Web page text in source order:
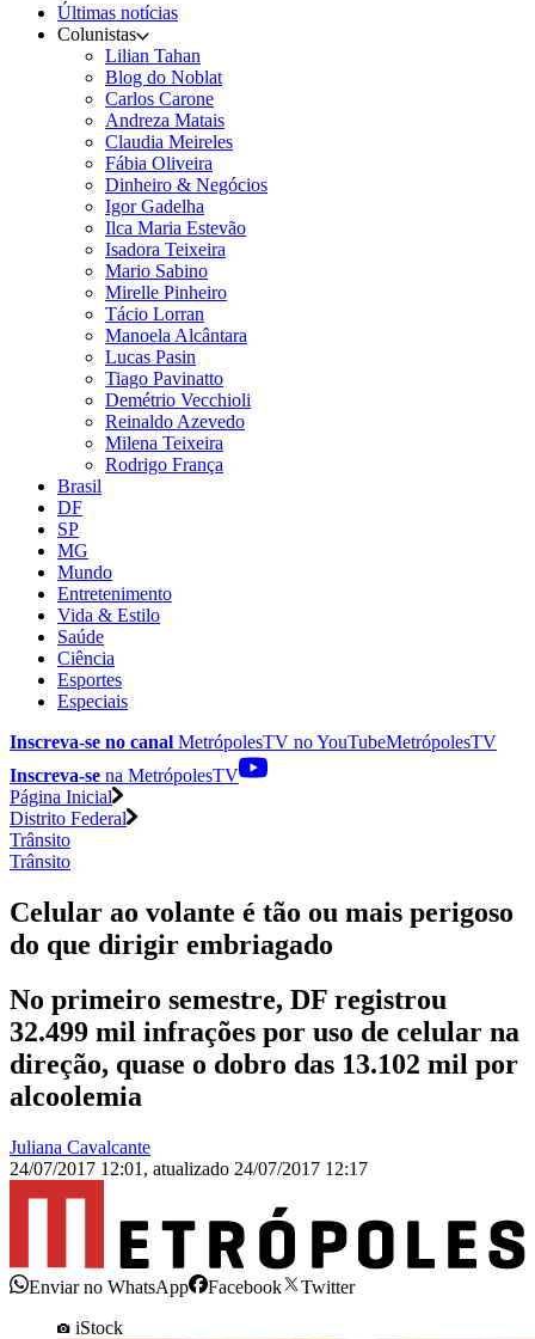
Últimas notícias
Colunistas
Lilian Tahan
Blog do Noblat
Carlos Carone
Andreza Matais
Claudia Meireles
Fábia Oliveira
Dinheiro & Negócios
Igor Gadelha
Ilca Maria Estevão
Isadora Teixeira
Mario Sabino
Mirelle Pinheiro
Tácio Lorran
Manoela Alcântara
Lucas Pasin
Tiago Pavinatto
Demétrio Vecchioli
Reinaldo Azevedo
Milena Teixeira
Rodrigo França
Brasil
DF
SP
MG
Mundo
Entretenimento
Vida & Estilo
Saúde
Ciência
Esportes
Especiais
Inscreva-se no canal MetrópolesTV noYouTubeMetrópolesTV
Inscreva-se na MetrópolesTV
Página Inicial
Distrito Federal
Trânsito
Trânsito
Celular ao volante é tão ou mais perigoso
do que dirigir embriagado
No primeiro semestre, DF registrou
32.499 mil infrações por uso de celular na
direção, quase o dobro das 13.102 mil por
alcoolemia
Juliana Cavalcante
24/07/2017 12:01 , atualizado 24/07/2017 12:17
Enviar no WhatsApp Facebook
Twitter
iStock